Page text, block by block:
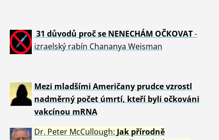
31 důvodů proč se NENECHÁM OČKOVAT-
izraelský rabín Chananya Weisman
Mezi mladšími Američany prudce vzrostl
nadměrný počet úmrtí, kteří byli očkováni
vakcínou mRNA
Dr. Peter McCullough: Jak přírodně